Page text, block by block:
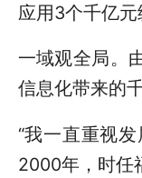
应用3个千亿元
一域观全局。
信息化带来的
“我一直重视
2000年，时任